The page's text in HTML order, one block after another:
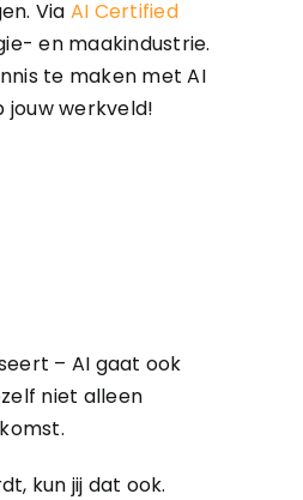
Via AI Certified
en maakindustrie.
te maken met AI
jouw werkveld!
– AI gaat ook
niet alleen
kun jij dat ook.